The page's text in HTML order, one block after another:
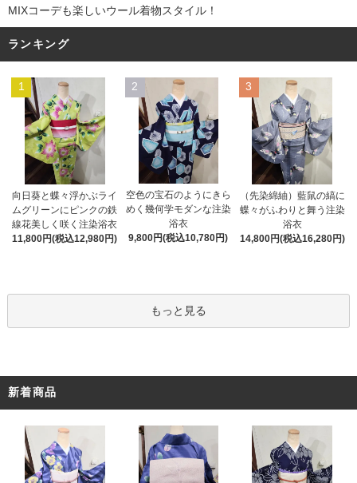
MIXコーデも楽しいウール着物スタイル！
ランキング
1
向日葵と蝶々浮かぶライ
ムグリーンにピンクの鉄
線花美しく咲く注染浴衣
11,800円(税込12,980円)
2
空色の宝石のようにきら
めく幾何学モダンな注染
浴衣
9,800円(税込10,780円)
3
（先染綿紬）藍鼠の縞に
蝶々がふわりと舞う注染
浴衣
14,800円(税込16,280円)
もっと見る
新着商品